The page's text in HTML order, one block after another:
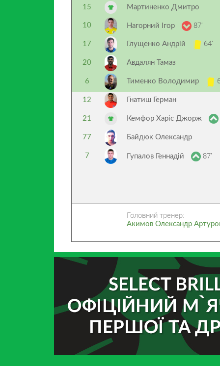
15 Мартиненко Дмитро
10 Нагорний Ігор 87’
17 Глущенко Андрій 64’
20 Авдалян Тамаз
6 Тименко Володимир
12 Гнатиш Герман
21 Кемфор Харіс Джорж
77 Байдюк Олександр
7 Гупалов Геннадій 87’
Головний тренер:
Акимов Олександр